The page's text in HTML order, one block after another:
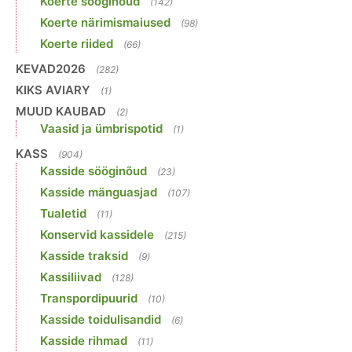
Koerte närimismaiused (98)
Koerte riided (66)
KEVAD2026 (282)
KIKS AVIARY (1)
MUUD KAUBAD (2)
Vaasid ja ümbrispotid (1)
KASS (904)
Kasside sööginõud (23)
Kasside mänguasjad (107)
Tualetid (11)
Konservid kassidele (215)
Kasside traksid (9)
Kassiliivad (128)
Transpordipuurid (10)
Kasside toidulisandid (6)
Kasside rihmad (11)